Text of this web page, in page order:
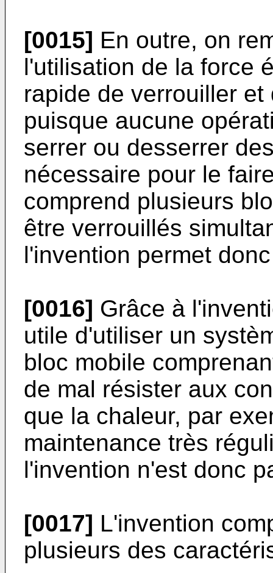
[0015] En outre, on
l'utilisation de la force
rapide de verrouiller
puisque aucune
serrer ou desserrer
nécessaire pour le
comprend plusieurs
être verrouillés
l'invention permet
[0016] Grâce à
utile d'utiliser un
bloc mobile
de mal résister aux
que la chaleur, par
maintenance très
l'invention n'est donc
[0017] L'invention
plusieurs des